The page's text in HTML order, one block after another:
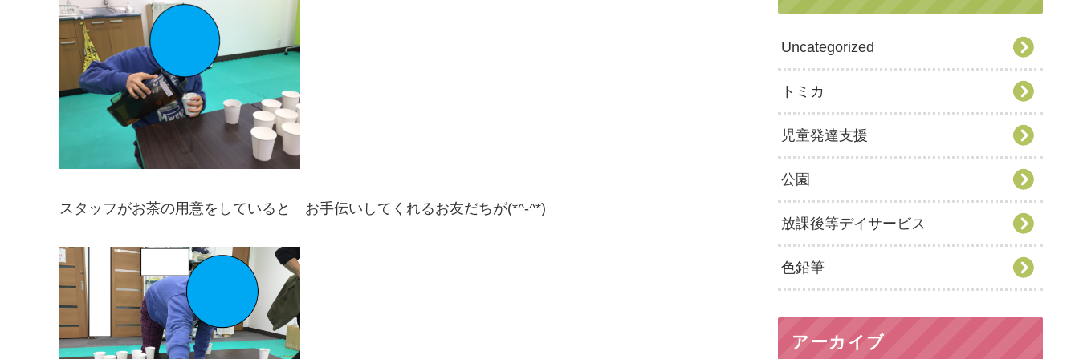
スタッフがお茶の用意をしていると お手伝いしてくれるお友だちが(*^-^*)
Uncategorized
トミカ
児童発達支援
公園
放課後等デイサービス
色鉛筆
アーカイブ